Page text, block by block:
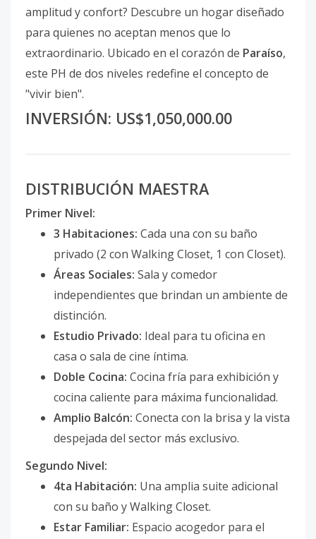
amplitud y confort? Descubre un hogar diseñado
para quienes no aceptan menos que lo
extraordinario. Ubicado en el corazón de Paraíso,
este PH de dos niveles redefine el concepto de
"vivir bien".
INVERSIÓN: US$1,050,000.00
DISTRIBUCIÓN MAESTRA
Primer Nivel:
3 Habitaciones: Cada una con su baño
privado (2 con Walking Closet, 1 con Closet).
Áreas Sociales: Sala y comedor
independientes que brindan un ambiente de
distinción.
Estudio Privado: Ideal para tu oficina en
casa o sala de cine íntima.
Doble Cocina: Cocina fría para exhibición y
cocina caliente para máxima funcionalidad.
Amplio Balcón: Conecta con la brisa y la vista
despejada del sector más exclusivo.
Segundo Nivel:
4ta Habitación: Una amplia suite adicional
con su baño y Walking Closet.
Estar Familiar: Espacio acogedor para el